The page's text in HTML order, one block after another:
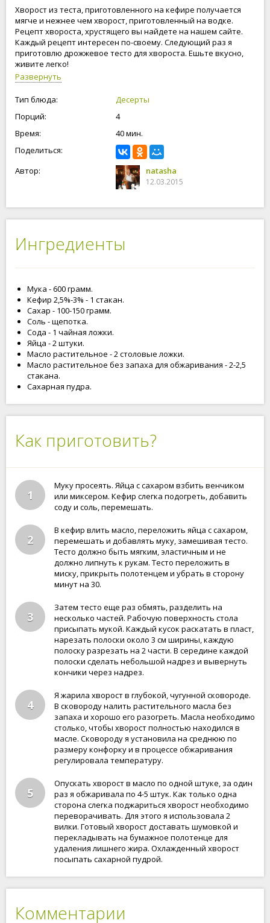
Хворост из теста, приготовленного на кефире получается
мягче и нежнее чем хворост, приготовленный на водке.
Рецепт хвороста, хрустящего вы найдете на нашем сайте.
Каждый рецепт интересен по-своему. Следующий раз я
приготовлю дрожжевое тесто для хвороста. Ешьте вкусно,
живите легко!
Развернуть
Тип блюда:
Десерты
Порций:
4
Время:
40 мин.
Поделиться:
Автор:
natasha
12.03.2015
Ингредиенты
Мука - 600 грамм.
Кефир 2,5%-3% - 1 стакан.
Сахар - 100-150 грамм.
Соль - щепотка.
Сода - 1 чайная ложки.
Яйца - 2 штуки.
Масло растительное - 2 столовые ложки.
Масло растительное без запаха для обжаривания - 2-2,5
стакана.
Сахарная пудра.
Как приготовить?
1
Муку просеять. Яйца с сахаром взбить венчиком
или миксером. Кефир слегка подогреть, добавить
соду и соль, перемешать.
2
В кефир влить масло, переложить яйца с сахаром,
перемешать и добавлять муку, замешивая тесто.
Тесто должно быть мягким, эластичным и не
должно липнуть к рукам. Тесто переложить в
миску, прикрыть полотенцем и убрать в сторону
минут на 30.
3
Затем тесто еще раз обмять, разделить на
несколько частей. Рабочую поверхность стола
присыпать мукой. Каждый кусок раскатать в пласт,
нарезать полоски около 3 см ширины, каждую
полоску разрезать на 2 части. В середине каждой
полоски сделать небольшой надрез и вывернуть
кончики через надрез.
4
Я жарила хворост в глубокой, чугунной сковороде.
В сковороду налить растительного масла без
запаха и хорошо его разогреть. Масла необходимо
столько, чтобы хворост полностью находился в
масле. Сковороду я установила на среднюю по
размеру конфорку и в процессе обжаривания
регулировала температуру.
5
Опускать хворост в масло по одной штуке, за один
раз я обжаривала по 4-5 штук. Как только одна
сторона слегка поджариться хворост необходимо
переворачивать. Для этого я использовала 2
вилки. Готовый хворост доставать шумовкой и
перекладывать на бумажное полотенце для
удаления лишнего жира. Охлажденный хворост
посыпать сахарной пудрой.
Комментарии